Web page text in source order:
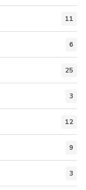
11
6
25
3
12
9
3